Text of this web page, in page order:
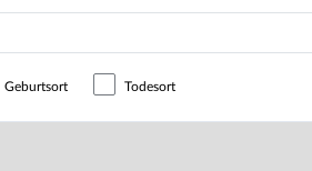
Geburtsort Todesort